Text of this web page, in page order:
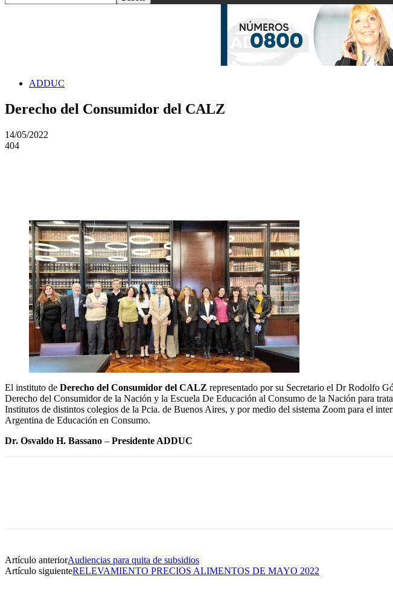
ADDUC
Derecho del Consumidor del CALZ
14/05/2022
404
El instituto de Derecho del Consumidor del CALZ representado por su Secretario el Dr Rodolfo
Derecho del Consumidor de la Nación y la Escuela De Educación al Consumo de la Nación para
Institutos de distintos colegios de la Pcia. de Buenos Aires, y por medio del sistema Zoom para el
Argentina de Educación en Consumo.
Dr. Osvaldo H. Bassano – Presidente ADDUC
Artículo anteriorAudiencias para quita de subsidios
Artículo siguienteRELEVAMIENTO PRECIOS ALIMENTOS DE MAYO 2022